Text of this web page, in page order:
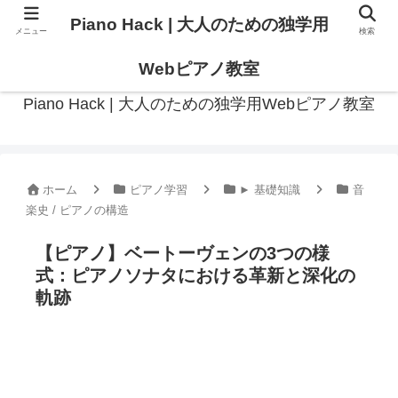
Piano Hack | 大人のための独学用Webピアノ教室
ホーム ピアノ学習 ► 基礎知識
音
楽史 / ピアノの構造
【ピアノ】ベートーヴェンの3つの様
式：ピアノソナタにおける革新と深化の
軌跡
メニュー Piano Hack | 大人のための独学用
Webピアノ教室
検索